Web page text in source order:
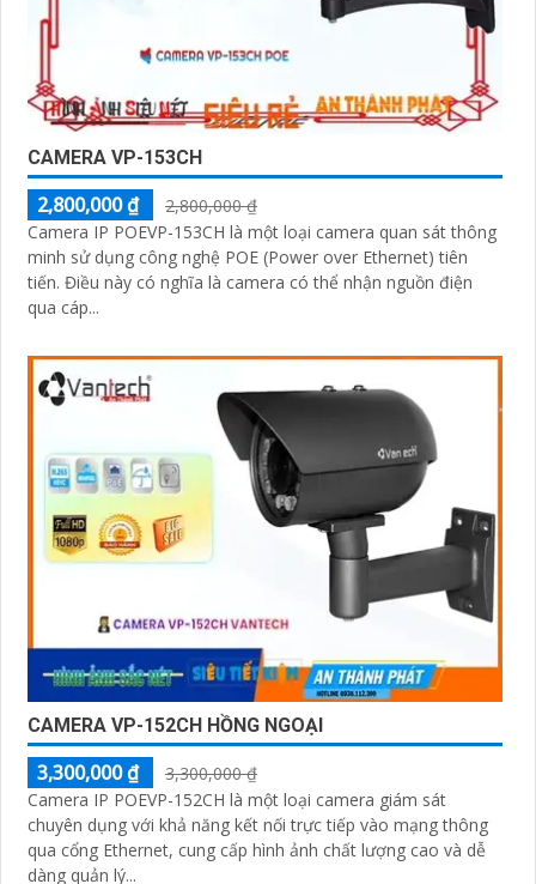
CAMERA VP-153CH
2,800,000 ₫
2,800,000 ₫
Camera IP POEVP-153CH là một loại camera quan sát thông
minh sử dụng công nghệ POE (Power over Ethernet) tiên
tiến. Điều này có nghĩa là camera có thể nhận nguồn điện
qua cáp...
CAMERA VP-152CH HỒNG NGOẠI
3,300,000 ₫
3,300,000 ₫
Camera IP POEVP-152CH là một loại camera giám sát
chuyên dụng với khả năng kết nối trực tiếp vào mạng thông
qua cổng Ethernet, cung cấp hình ảnh chất lượng cao và dễ
dàng quản lý...